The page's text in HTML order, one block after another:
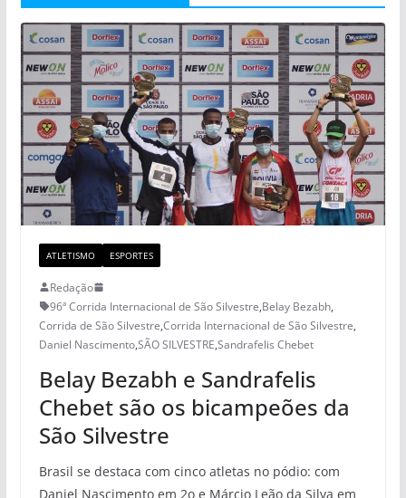
ATLETISMO ESPORTES
Redação
96ª Corrida Internacional de São Silvestre,Belay Bezabh,
Corrida de São Silvestre,Corrida Internacional de São Silvestre,
Daniel Nascimento,SÃO SILVESTRE,Sandrafelis Chebet
Belay Bezabh e Sandrafelis
Chebet são os bicampeões da
São Silvestre
Brasil se destaca com cinco atletas no pódio: com
Daniel Nascimento em 2o e Márcio Leão da Silva em